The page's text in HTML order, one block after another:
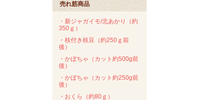
売れ筋商品
・新ジャガイモ/北あかり（約
350ｇ）
・枝付き枝豆（約250ｇ前
後）
・かぼちゃ（カット約500g前
後）
・かぼちゃ（カット約250g前
後）
・おくら（約80ｇ）